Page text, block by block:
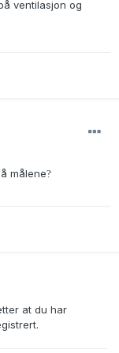
ventilasjon og
målene?
at du har